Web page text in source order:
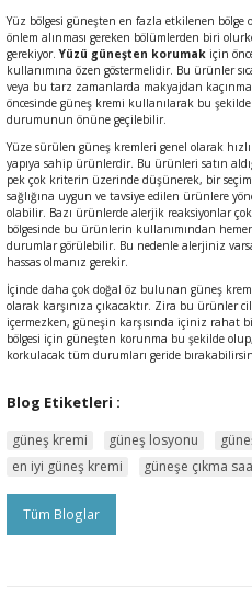
Yüz bölgesi güneşten en fazla etkilenen
önlem alınması gereken bölümlerden biri
gerekiyor.Yüzü güneşten korumak için
kullanımına özen göstermelidir. Bu ürünler
veya bu tarz zamanlarda makyajdan
öncesinde güneş kremi kullanılarak bu
durumunun önüne geçilebilir.
Yüze sürülen güneş kremleri genel olarak
yapıya sahip ürünlerdir. Bu ürünleri satın
pek çok kriterin üzerinde düşünerek, bir
sağlığına uygun ve tavsiye edilen ürünlere
olabilir. Bazı ürünlerde alerjik reaksiyonlar
bölgesinde bu ürünlerin kullanımından
durumlar görülebilir. Bu nedenle alerjiniz
hassas olmanız gerekir.
İçinde daha çok doğal öz bulunan güneş
olarak karşınıza çıkacaktır. Zira bu ürünler
içermezken, güneşin karşısında içiniz rahat
bölgesi için güneşten korunma bu şekilde
korkulacak tüm durumları geride
Blog Etiketleri :
güneş kremi güneş losyonu
en iyi güneş kremi
güneşe çıkma
Tüm Bloglar